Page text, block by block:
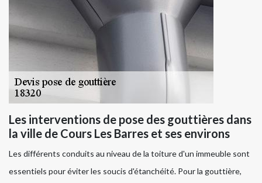
Les interventions de pose des gouttières dans
la ville de Cours Les Barres et ses environs
Les différents conduits au niveau de la toiture d'un immeuble sont
essentiels pour éviter les soucis d'étanchéité. Pour la gouttière,